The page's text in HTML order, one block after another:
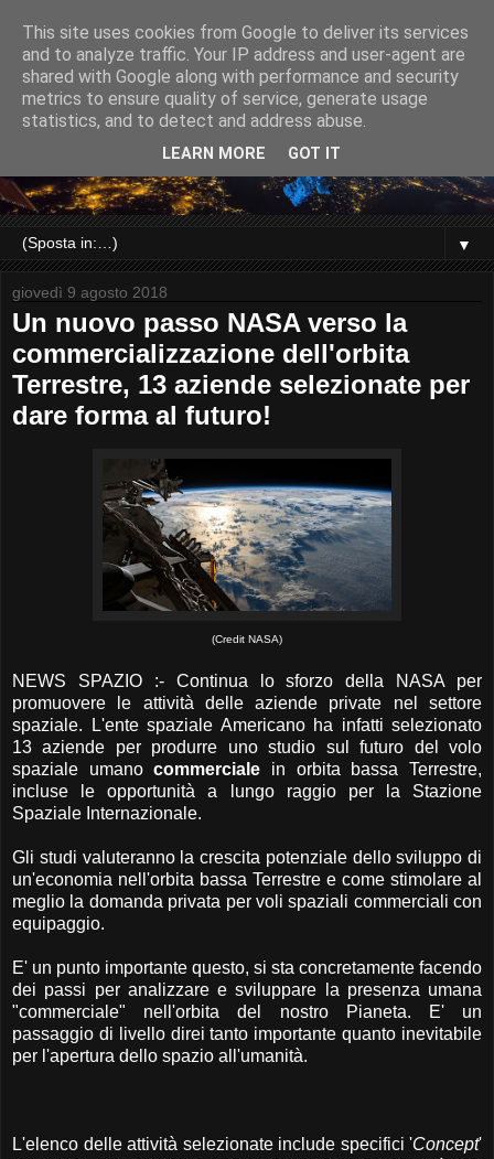
▼
giovedì 9 agosto 2018
Un nuovo passo NASA verso la
commercializzazione dell'orbita
Terrestre, 13 aziende selezionate per
dare forma al futuro!
(Credit NASA)
NEWS SPAZIO :- Continua lo sforzo della NASA per
promuovere le attività delle aziende private nel settore
spaziale. L'ente spaziale Americano ha infatti selezionato
13 aziende per produrre uno studio sul futuro del volo
spaziale umanocommerciale in orbita bassa Terrestre,
incluse le opportunità a lungo raggio per la Stazione
Spaziale Internazionale.
Gli studi valuteranno la crescita potenziale dello sviluppo di
un'economia nell'orbita bassa Terrestre e come stimolare al
meglio la domanda privata per voli spaziali commerciali con
equipaggio.
E' un punto importante questo, si sta concretamente facendo
dei passi per analizzare e sviluppare la presenza umana
"commerciale" nell'orbita del nostro Pianeta. E' un
passaggio di livello direi tanto importante quanto inevitabile
per l'apertura dello spazio all'umanità.
L'elenco delle attività selezionate include specifici 'Concept'
This site uses cookies from Google to deliver its services
and to analyze traffic. Your IP address and user-agent are
shared with Google along with performance and security
metrics to ensure quality of service, generate usage
statistics, and to detect and address abuse.
LEARN MORE GOT IT